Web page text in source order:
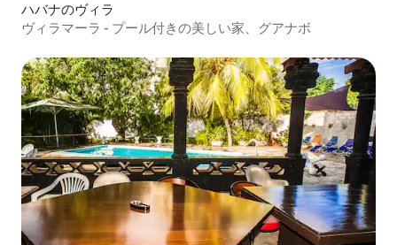
ハバナのヴィラ
ヴィラマーラ - プール付きの美しい家、グアナボ